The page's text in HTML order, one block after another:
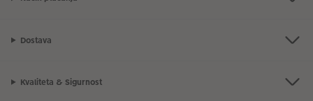
Dostava
Kvaliteta & Sigurnost